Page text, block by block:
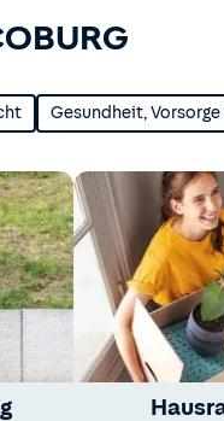
Gesundheit, Vorsorge